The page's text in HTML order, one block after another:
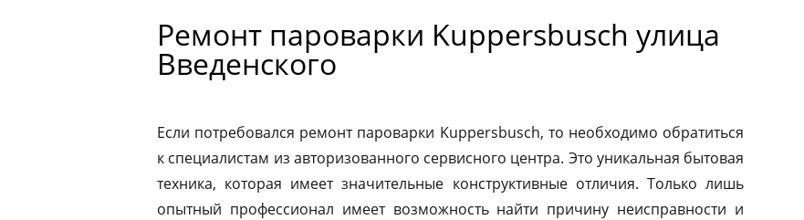
Ремонт пароварки Kuppersbusch улица
Введенского
Если потребовался ремонт пароварки Kuppersbusch, то необходимо обратиться
к специалистам из авторизованного сервисного центра. Это уникальная бытовая
техника, которая имеет значительные конструктивные отличия. Только лишь
опытный профессионал имеет возможность найти причину неисправности и